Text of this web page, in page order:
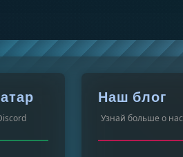
Наш блог
Узнай больше о нас